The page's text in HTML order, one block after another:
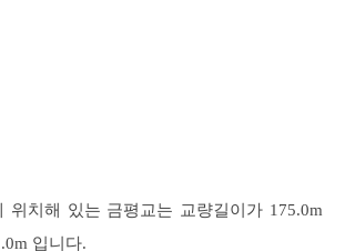
위치해 있는 금평교는 교량길이가 175.0m
입니다.